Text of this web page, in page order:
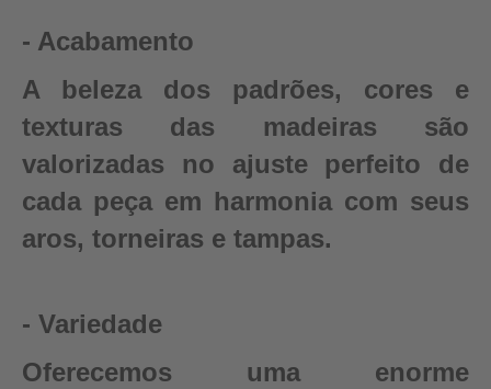
- Acabamento
A beleza dos padrões, cores e
texturas das madeiras são
valorizadas no ajuste perfeito de
cada peça em harmonia com seus
aros, torneiras e tampas.
- Variedade
Oferecemos uma enorme